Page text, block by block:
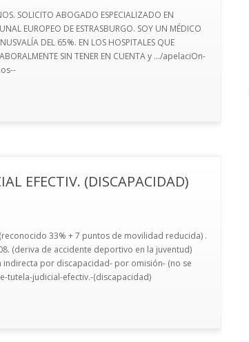
SOLICITO ABOGADO ESPECIALIZADO EN
EUROPEO DE ESTRASBURGO. SOY UN MÉDICO
DEL 65%. EN LOS HOSPITALES QUE
SIN TENER EN CUENTA y .../apelaciOn-
EFECTIV. (DISCAPACIDAD)
33% + 7 puntos de movilidad reducida) .
(deriva de accidente deportivo en la juventud)
por discapacidad- por omisión- (no se
tutela-judicial-efectiv.-(discapacidad)